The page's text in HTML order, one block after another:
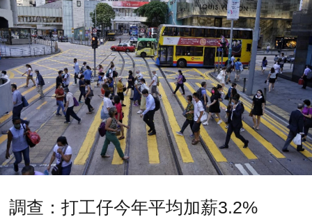
調查：打工仔今年平均加薪3.2%